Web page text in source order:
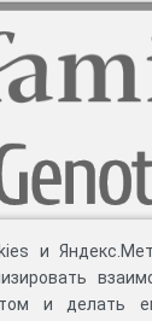
и
и делать